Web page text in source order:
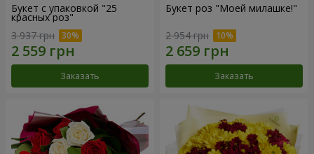
Букет с упаковкой "25
красных роз"
3 937 грн
Заказать
Букет роз "Моей милашке!"
2 954 грн
Заказать